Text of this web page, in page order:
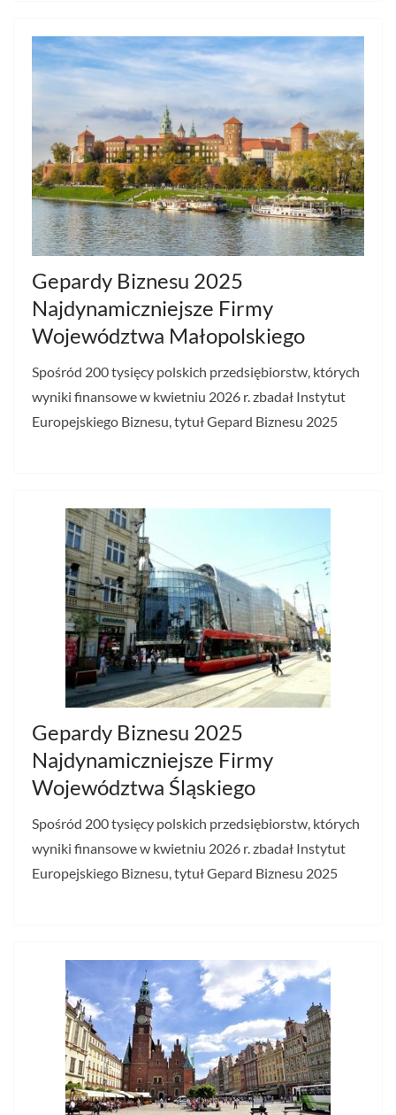
Gepardy Biznesu 2025
Najdynamiczniejsze Firmy
Województwa Małopolskiego
Spośród 200 tysięcy polskich przedsiębiorstw, których
wyniki finansowe w kwietniu 2026 r. zbadał Instytut
Europejskiego Biznesu, tytuł Gepard Biznesu 2025
Gepardy Biznesu 2025
Najdynamiczniejsze Firmy
Województwa Śląskiego
Spośród 200 tysięcy polskich przedsiębiorstw, których
wyniki finansowe w kwietniu 2026 r. zbadał Instytut
Europejskiego Biznesu, tytuł Gepard Biznesu 2025